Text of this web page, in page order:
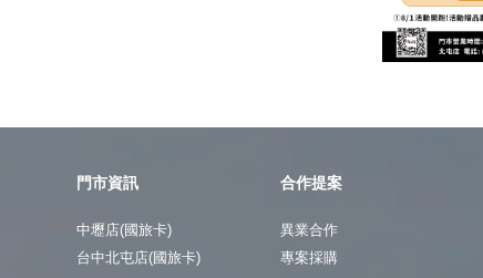
門市資訊
中壢店(國旅卡)
台中北屯店(國旅卡)
合作提案
異業合作
專案採購